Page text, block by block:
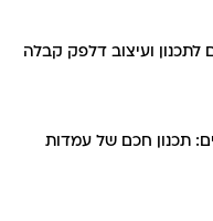
לתכנון ועיצוב דלפק קבלה
תכנון חכם של עמדות